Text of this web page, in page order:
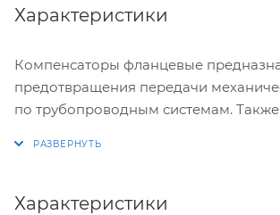
Характеристики
Компенсаторы фланцевые
предотвращения передачи
по трубопроводным системам. Также
Характеристики